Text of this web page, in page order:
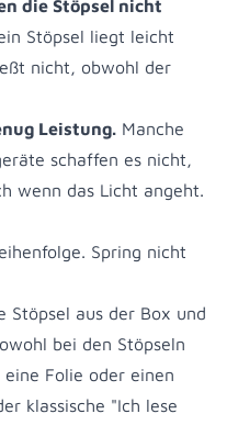
die Stöpsel nicht
Stöpsel liegt leicht
nicht, obwohl der
Leistung. Manche
schaffen es nicht,
wenn das Licht angeht.
Spring nicht
Stöpsel aus der Box und
bei den Stöpseln
Folie oder einen
klassische "Ich lese